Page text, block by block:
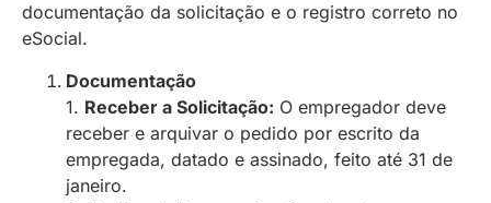
documentação da solicitação e o registro correto no
eSocial.
Documentação
1. Receber a Solicitação: O empregador deve
receber e arquivar o pedido por escrito da
empregada, datado e assinado, feito até 31 de
janeiro.